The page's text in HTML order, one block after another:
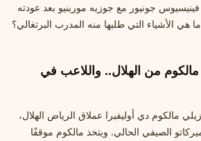
جونيور مع جوزيه مورينيو بعد عودته
هي الأشياء التي طلبها منه المدرب البرتغالي؟
من الهلال.. واللاعب في
مالكوم دي أوليفيرا عملاق الرياض الهلال،
الصيفي الحالي. ويتخذ مالكوم موقفًا